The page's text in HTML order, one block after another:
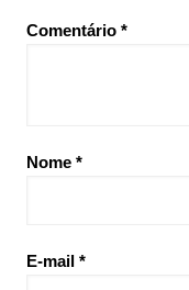
Comentário *
Nome *
E-mail *